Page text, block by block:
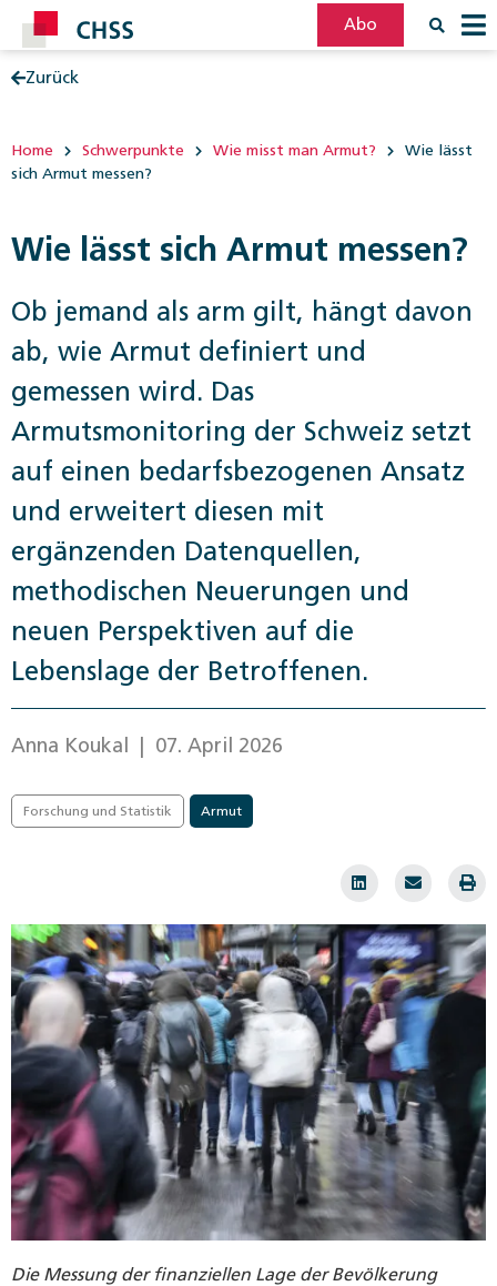
Abo
Zurück
Home Schwerpunkte Wie misst man Armut?
Wie lässt
sich Armut messen?
Wie lässt sich Armut messen?
Ob jemand als arm gilt, hängt davon
ab, wie Armut definiert und
gemessen wird. Das
Armutsmonitoring der Schweiz setzt
auf einen bedarfsbezogenen Ansatz
und erweitert diesen mit
ergänzenden Datenquellen,
methodischen Neuerungen und
neuen Perspektiven auf die
Lebenslage der Betroffenen.
Anna Koukal | 07. April 2026
Forschung und Statistik Armut
Die Messung der finanziellen Lage der Bevölkerung